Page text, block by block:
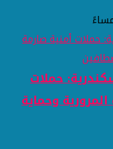
حملات
وحماية